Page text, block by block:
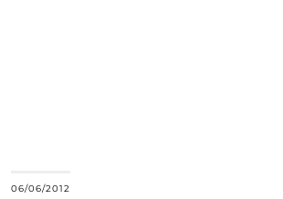
06/06/2012